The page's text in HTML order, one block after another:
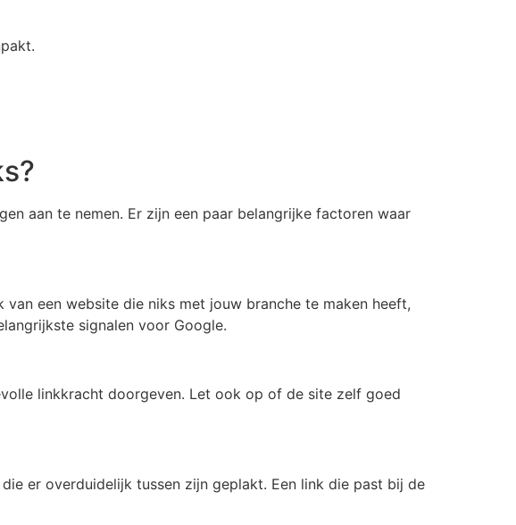
aan te nemen. Er zijn een paar belangrijke factoren waar
een website die niks met jouw branche te maken heeft,
signalen voor Google.
linkkracht doorgeven. Let ook op of de site zelf goed
er overduidelijk tussen zijn geplakt. Een link die past bij de